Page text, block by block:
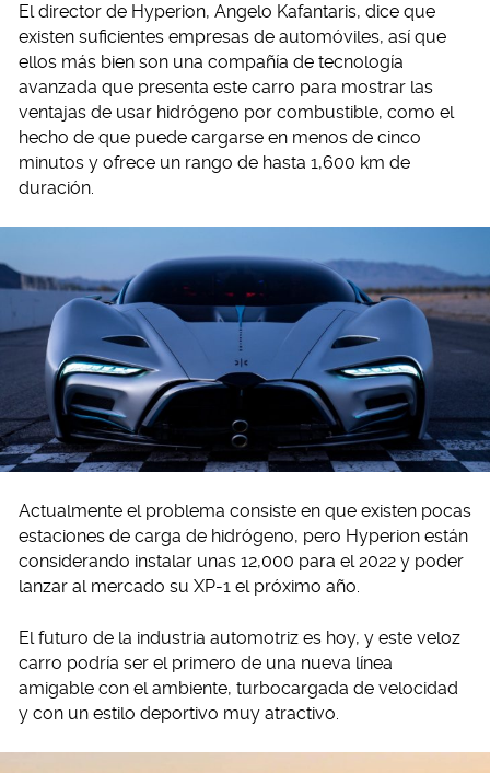
El director de Hyperion, Angelo Kafantaris, dice que
existen suficientes empresas de automóviles, así que
ellos más bien son una compañía de tecnología
avanzada que presenta este carro para mostrar las
ventajas de usar hidrógeno por combustible, como el
hecho de que puede cargarse en menos de cinco
minutos y ofrece un rango de hasta 1,600 km de
duración.
Actualmente el problema consiste en que existen pocas
estaciones de carga de hidrógeno, pero Hyperion están
considerando instalar unas 12,000 para el 2022 y poder
lanzar al mercado su XP-1 el próximo año.
El futuro de la industria automotriz es hoy, y este veloz
carro podría ser el primero de una nueva línea
amigable con el ambiente, turbocargada de velocidad
y con un estilo deportivo muy atractivo.